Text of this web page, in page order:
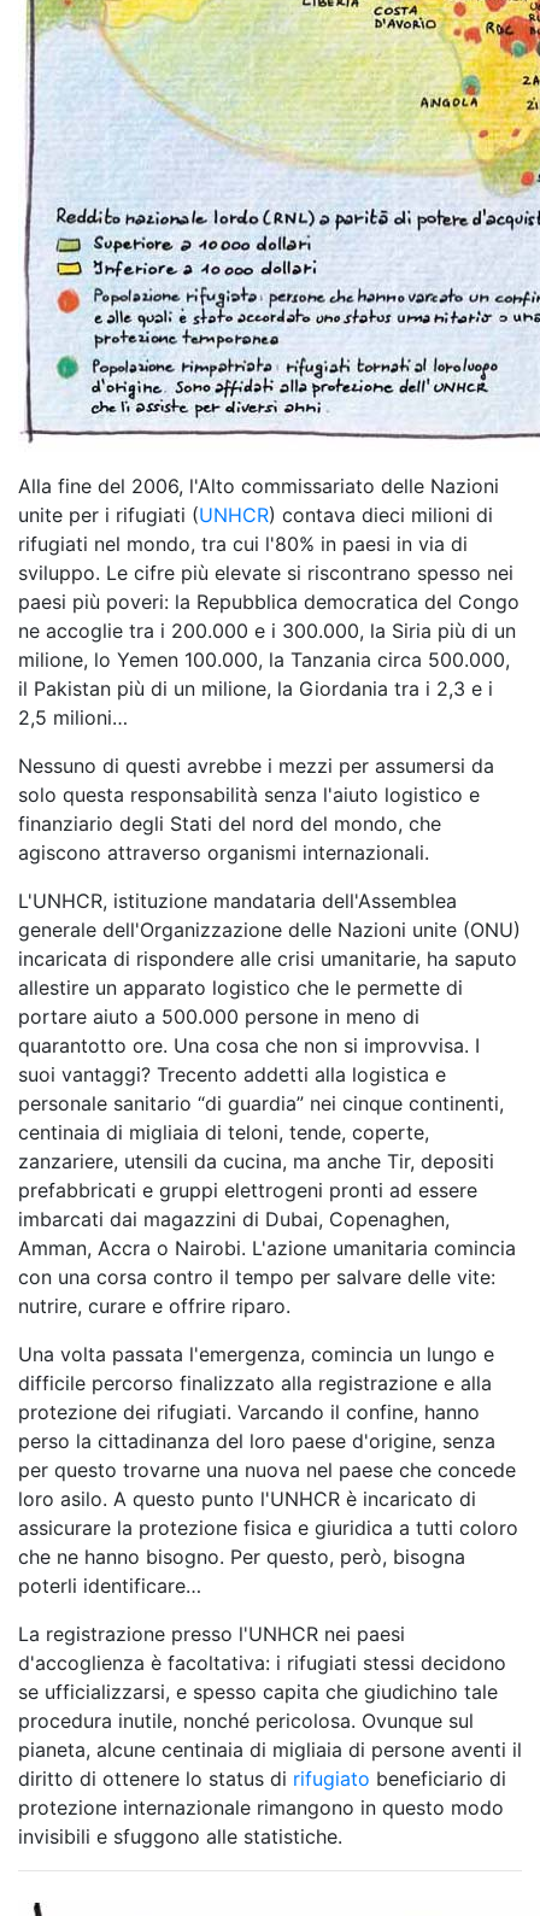
Alla fine del 2006, l'Alto commissariato delle Nazioni
unite per i rifugiati (UNHCR) contava dieci milioni di
rifugiati nel mondo, tra cui l'80% in paesi in via di
sviluppo. Le cifre più elevate si riscontrano spesso nei
paesi più poveri: la Repubblica democratica del Congo
ne accoglie tra i 200.000 e i 300.000, la Siria più di un
milione, lo Yemen 100.000, la Tanzania circa 500.000,
il Pakistan più di un milione, la Giordania tra i 2,3 e i
2,5 milioni…
Nessuno di questi avrebbe i mezzi per assumersi da
solo questa responsabilità senza l'aiuto logistico e
finanziario degli Stati del nord del mondo, che
agiscono attraverso organismi internazionali.
L'UNHCR, istituzione mandataria dell'Assemblea
generale dell'Organizzazione delle Nazioni unite (ONU)
incaricata di rispondere alle crisi umanitarie, ha saputo
allestire un apparato logistico che le permette di
portare aiuto a 500.000 persone in meno di
quarantotto ore. Una cosa che non si improvvisa. I
suoi vantaggi? Trecento addetti alla logistica e
personale sanitario “di guardia” nei cinque continenti,
centinaia di migliaia di teloni, tende, coperte,
zanzariere, utensili da cucina, ma anche Tir, depositi
prefabbricati e gruppi elettrogeni pronti ad essere
imbarcati dai magazzini di Dubai, Copenaghen,
Amman, Accra o Nairobi. L'azione umanitaria comincia
con una corsa contro il tempo per salvare delle vite:
nutrire, curare e offrire riparo.
Una volta passata l'emergenza, comincia un lungo e
difficile percorso finalizzato alla registrazione e alla
protezione dei rifugiati. Varcando il confine, hanno
perso la cittadinanza del loro paese d'origine, senza
per questo trovarne una nuova nel paese che concede
loro asilo. A questo punto l'UNHCR è incaricato di
assicurare la protezione fisica e giuridica a tutti coloro
che ne hanno bisogno. Per questo, però, bisogna
poterli identificare…
La registrazione presso l'UNHCR nei paesi
d'accoglienza è facoltativa: i rifugiati stessi decidono
se ufficializzarsi, e spesso capita che giudichino tale
procedura inutile, nonché pericolosa. Ovunque sul
pianeta, alcune centinaia di migliaia di persone aventi il
diritto di ottenere lo status di rifugiato beneficiario di
protezione internazionale rimangono in questo modo
invisibili e sfuggono alle statistiche.